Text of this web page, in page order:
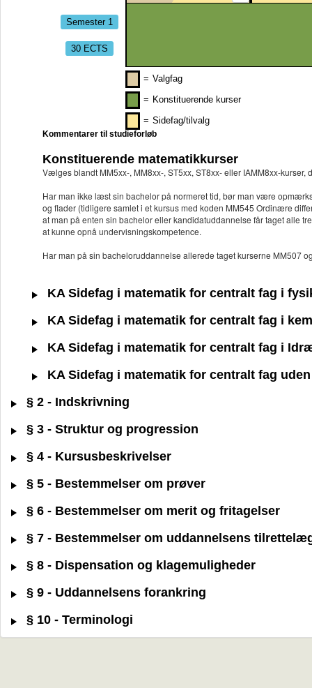
Semester 1
30 ECTS
= Valgfag
= Konstituerende kurser
= Sidefag/tilvalg
Kommentarer til studieforløb
Konstituerende matematikkurser
Vælges blandt MM5xx-, MM8xx-, ST5xx, ST8xx- eller IAMM8xx-
Har man ikke læst sin bachelor på normeret tid, bør man være
og flader (tidligere samlet i et kursus med koden MM545 Ordinære
at man på enten sin bachelor eller kandidatuddannelse får taget alle
at kunne opnå undervisningskompetence.
Har man på sin bacheloruddannelse allerede taget kurserne MM507
KA Sidefag i matematik for centralt fag i
KA Sidefag i matematik for centralt fag i
KA Sidefag i matematik for centralt fag i
KA Sidefag i matematik for centralt fag
§ 2 - Indskrivning
§ 3 - Struktur og progression
§ 4 - Kursusbeskrivelser
§ 5 - Bestemmelser om prøver
§ 6 - Bestemmelser om merit og fritagelser
§ 7 - Bestemmelser om uddannelsens
§ 8 - Dispensation og klagemuligheder
§ 9 - Uddannelsens forankring
§ 10 - Terminologi